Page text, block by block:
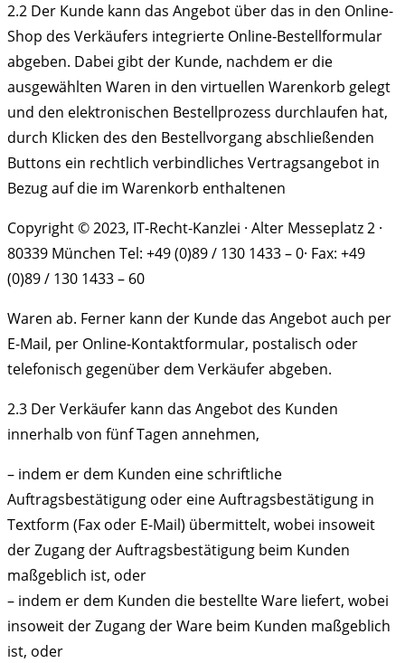
2.2 Der Kunde kann das Angebot über das in den Online-
Shop des Verkäufers integrierte Online-Bestellformular
abgeben. Dabei gibt der Kunde, nachdem er die
ausgewählten Waren in den virtuellen Warenkorb gelegt
und den elektronischen Bestellprozess durchlaufen hat,
durch Klicken des den Bestellvorgang abschließenden
Buttons ein rechtlich verbindliches Vertragsangebot in
Bezug auf die im Warenkorb enthaltenen
Copyright © 2023, IT-Recht-Kanzlei · Alter Messeplatz 2 ·
80339 München Tel: +49 (0)89 / 130 1433 – 0· Fax: +49
(0)89 / 130 1433 – 60
Waren ab. Ferner kann der Kunde das Angebot auch per
E-Mail, per Online-Kontaktformular, postalisch oder
telefonisch gegenüber dem Verkäufer abgeben.
2.3 Der Verkäufer kann das Angebot des Kunden
innerhalb von fünf Tagen annehmen,
– indem er dem Kunden eine schriftliche
Auftragsbestätigung oder eine Auftragsbestätigung in
Textform (Fax oder E-Mail) übermittelt, wobei insoweit
der Zugang der Auftragsbestätigung beim Kunden
maßgeblich ist, oder
– indem er dem Kunden die bestellte Ware liefert, wobei
insoweit der Zugang der Ware beim Kunden maßgeblich
ist, oder